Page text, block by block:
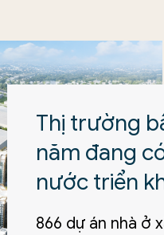
Thị trường
năm đang
nước triển
866 dự án nhà ở